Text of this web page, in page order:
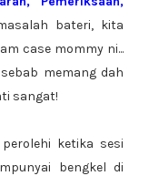
bateri, kita
case mommy ni...
memang dah
sangat!
ketika sesi
bengkel di